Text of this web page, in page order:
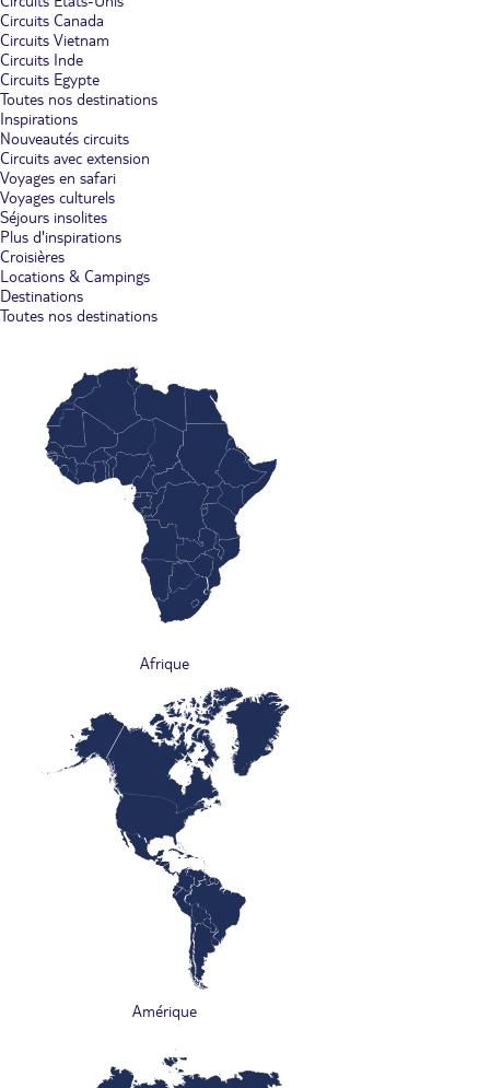
Circuits Canada
Circuits Vietnam
Circuits Inde
Circuits Egypte
Toutes nos destinations
Inspirations
Nouveautés circuits
Circuits avec extension
Voyages en safari
Voyages culturels
Séjours insolites
Plus d'inspirations
Croisières
Locations & Campings
Destinations
Toutes nos destinations
Afrique
Amérique